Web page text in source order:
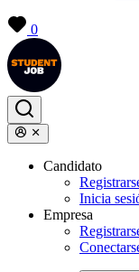
0
Candidato
Inicia
Empresa